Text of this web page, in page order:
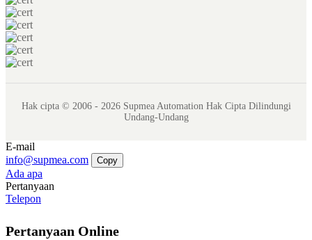
Hak cipta © 2006 - 2026 Supmea Automation Hak Cipta Dilindungi
Undang-Undang
E-mail
info@supmea.com
Copy
Ada apa
Pertanyaan
Telepon
Pertanyaan Online